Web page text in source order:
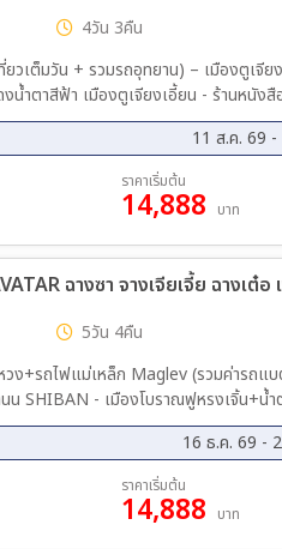
10 พ.ย. 69 - 14 พ.ย. 69
14 พ.ย. 69 - 18 พ.ย. 69
18 พ.ย. 69 - 22 พ.ย. 69
22 พ.ย. 69 - 26 พ.ย. 69
26 พ.ย. 69 - 30 พ.ย. 69
30 พ.ย. 69 - 04 ธ.ค. 69
04 ธ.ค. 69 - 08 ธ.ค. 69
08 ธ.ค. 69 - 12 ธ.ค. 69
12 ธ.ค. 69 - 16 ธ.ค. 69
20 ธ.ค. 69 - 24 ธ.ค. 69
24 ธ.ค. 69 - 28 ธ.ค. 69
28 ธ.ค. 69 - 01 ม.ค. 70
4วัน 3คืน
ยวเต็มวัน + รวมรถอุทยาน) – เมืองตูเจี
เก๋อ – จัตุรัสหยางเทียนหวู่ –
ำพุ
11 ส.ค. 69 -
ราคาเริ่มต้น
14,888 บาท
5วัน 4คืน
ง+รถไฟแม่เหล็ก Maglev (รวมค่ารถแ
SHIBAN - เมืองโบราณฟูหรงเจิ้น+น้ำ
นเหมินซาน (กระเช้า+รถอุทยาน) -ระเบี
โชว์สุนัขจิ้งจอกขาว+ตึก 72 ชั้น
16 ธ.ค. 69 -
23 ธ.ค. 69 - 27 ธ.ค. 69
13 ม.ค. 70 - 17 ม.ค. 70
ราคาเริ่มต้น
14,888 บาท